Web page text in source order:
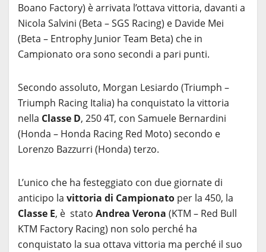
Boano Factory) è arrivata l’ottava vittoria, davanti a
Nicola Salvini (Beta – SGS Racing) e Davide Mei
(Beta – Entrophy Junior Team Beta) che in
Campionato ora sono secondi a pari punti.
Secondo assoluto, Morgan Lesiardo (Triumph –
Triumph Racing Italia) ha conquistato la vittoria
nella Classe D, 250 4T, con Samuele Bernardini
(Honda – Honda Racing Red Moto) secondo e
Lorenzo Bazzurri (Honda) terzo.
L’unico che ha festeggiato con due giornate di
anticipo la vittoria di Campionato per la 450, la
Classe E, è stato Andrea Verona (KTM – Red Bull
KTM Factory Racing) non solo perché ha
conquistato la sua ottava vittoria ma perché il suo